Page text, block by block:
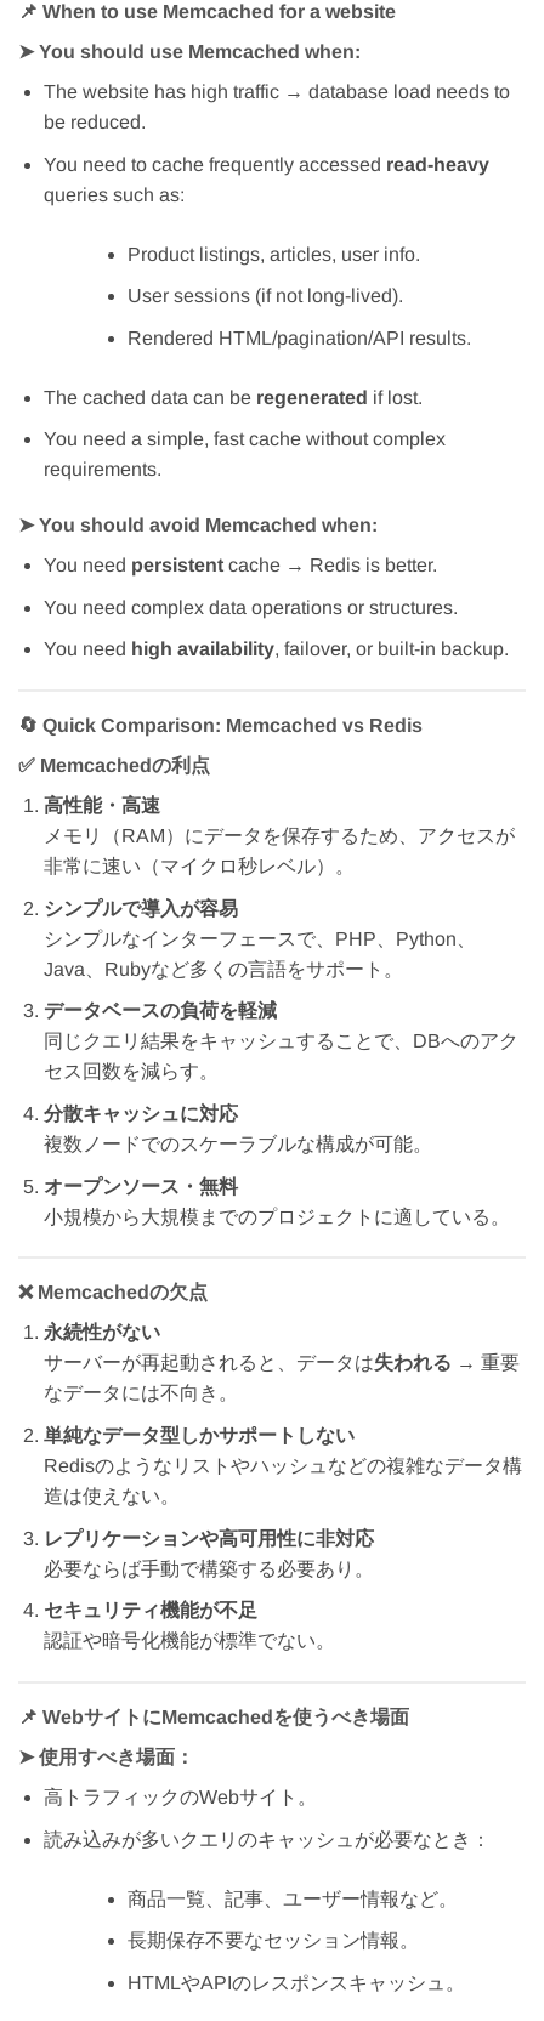
📌 When to use Memcached for a website
➤You should use Memcached when:
The website has high traffic → database load needs to
be reduced.
You need to cache frequently accessed read-heavy
queries such as:
Product listings, articles, user info.
User sessions (if not long-lived).
Rendered HTML/pagination/API results.
The cached data can be regenerated if lost.
You need a simple, fast cache without complex
requirements.
➤You should avoid Memcached when:
You need persistentcache → Redis is better.
You need complex data operations or structures.
You need high availability, failover, or built-in backup.
🔄 Quick Comparison: Memcached vs Redis
✅ Memcachedの利点
高性能・高速
メモリ（RAM）にデータを保存するため、アクセスが
非常に速い（マイクロ秒レベル）。
シンプルで導入が容易
シンプルなインターフェースで、PHP、Python、
Java、Rubyなど多くの言語をサポート。
データベースの負荷を軽減
同じクエリ結果をキャッシュすることで、DBへのアク
セス回数を減らす。
分散キャッシュに対応
複数ノードでのスケーラブルな構成が可能。
オープンソース・無料
小規模から大規模までのプロジェクトに適している。
❌ Memcachedの欠点
永続性がない
サーバーが再起動されると、データは失われる → 重要
なデータには不向き。
単純なデータ型しかサポートしない
Redisのようなリストやハッシュなどの複雑なデータ構
造は使えない。
レプリケーションや高可用性に非対応
必要ならば手動で構築する必要あり。
セキュリティ機能が不足
認証や暗号化機能が標準でない。
📌 WebサイトにMemcachedを使うべき場面
➤使用すべき場面：
高トラフィックのWebサイト。
読み込みが多いクエリのキャッシュが必要なとき：
商品一覧、記事、ユーザー情報など。
長期保存不要なセッション情報。
HTMLやAPIのレスポンスキャッシュ。